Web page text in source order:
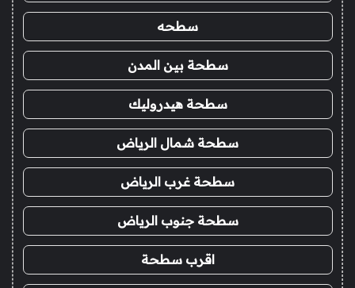
سطحه
سطحة بين المدن
سطحة هيدروليك
سطحة شمال الرياض
سطحة غرب الرياض
سطحة جنوب الرياض
اقرب سطحة